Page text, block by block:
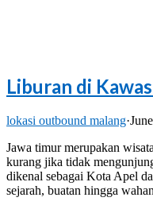
Liburan di
lokasi outbound malang·
Jawa timur merupakan
kurang jika tidak
dikenal sebagai Kota Apel
sejarah, buatan hingga